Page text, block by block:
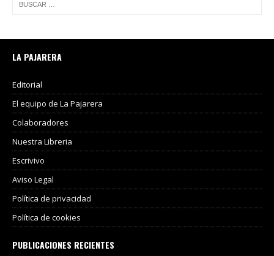
LA PAJARERA
Editorial
El equipo de La Pajarera
Colaboradores
Nuestra Libreria
Escrivivo
Aviso Legal
Política de privacidad
Política de cookies
PUBLICACIONES RECIENTES